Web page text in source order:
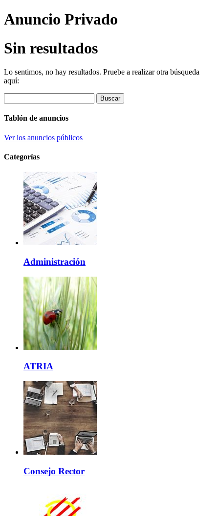
Anuncio Privado
Sin resultados
Lo sentimos, no hay resultados. Pruebe a realizar otra búsqueda
aquí:
Buscar
Tablón de anuncios
Ver los anuncios públicos
Categorías
Administración
ATRIA
Consejo Rector